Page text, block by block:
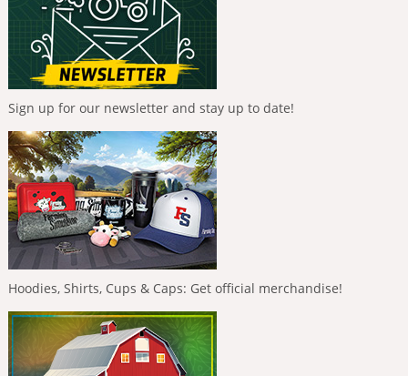
Sign up for our newsletter and stay up to date!
Hoodies, Shirts, Cups & Caps: Get official merchandise!